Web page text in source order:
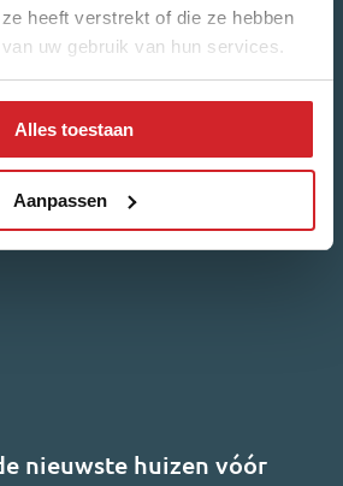
heeft verstrekt of die ze hebben
uw gebruik van hun services.
Alles toestaan
Aanpassen
nieuwste huizen vóór